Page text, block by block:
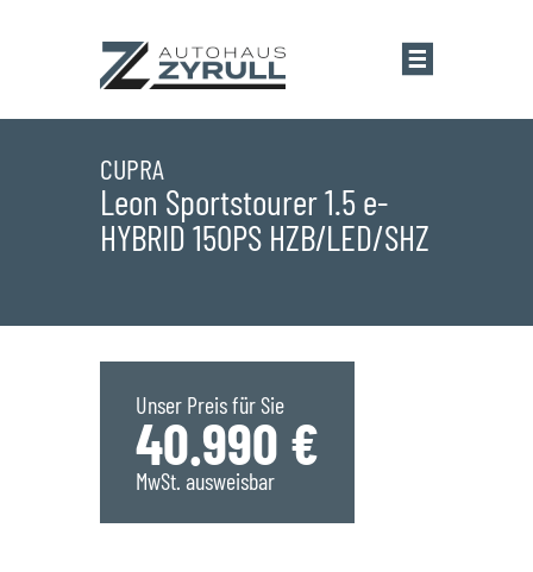
Startseite
Standorte
Saarwellingen
St. Wendel
Marken
Übersicht
Service
CUPRA
Leon Sportstourer 1.5 e-
HYBRID 150PS HZB/LED/SHZ
Unser Preis für Sie
40.990 €
MwSt. ausweisbar